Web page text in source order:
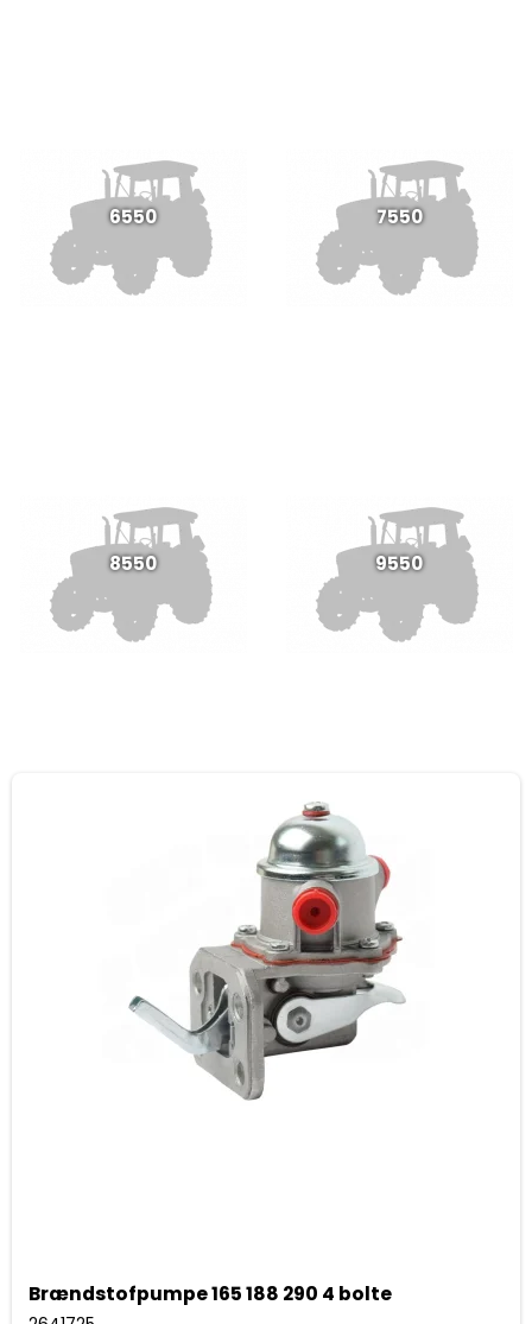
6550 7550
8550 9550
Brændstofpumpe 165 188 290 4 bolte